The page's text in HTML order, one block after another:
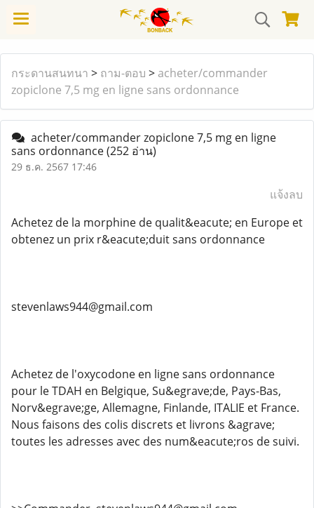
กระดานสนทนา > ถาม-ตอบ > acheter/commander
zopiclone 7,5 mg en ligne sans ordonnance
acheter/commander zopiclone 7,5 mg en ligne
sans ordonnance(252 อ่าน)
29 ธ.ค. 2567 17:46
แจ้งลบ
Achetez de la morphine de qualit&eacute; en Europe et
obtenez un prix r&eacute;duit sans ordonnance
stevenlaws944@gmail.com
Achetez de l'oxycodone en ligne sans ordonnance
pour le TDAH en Belgique, Su&egrave;de, Pays-Bas,
Norv&egrave;ge, Allemagne, Finlande, ITALIE et France.
Nous faisons des colis discrets et livrons &agrave;
toutes les adresses avec des num&eacute;ros de suivi.